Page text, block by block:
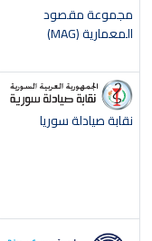
مجموعة مقصود
المعمارية (MAG)
نقابة صيادلة سوريا